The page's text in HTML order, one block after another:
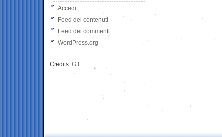
Accedi
Feed dei contenuti
Feed dei commenti
WordPress.org
Credits: G.I